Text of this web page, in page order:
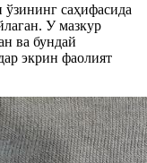
саҳифасида
У мазкур
ва бундай
экрин фаолият